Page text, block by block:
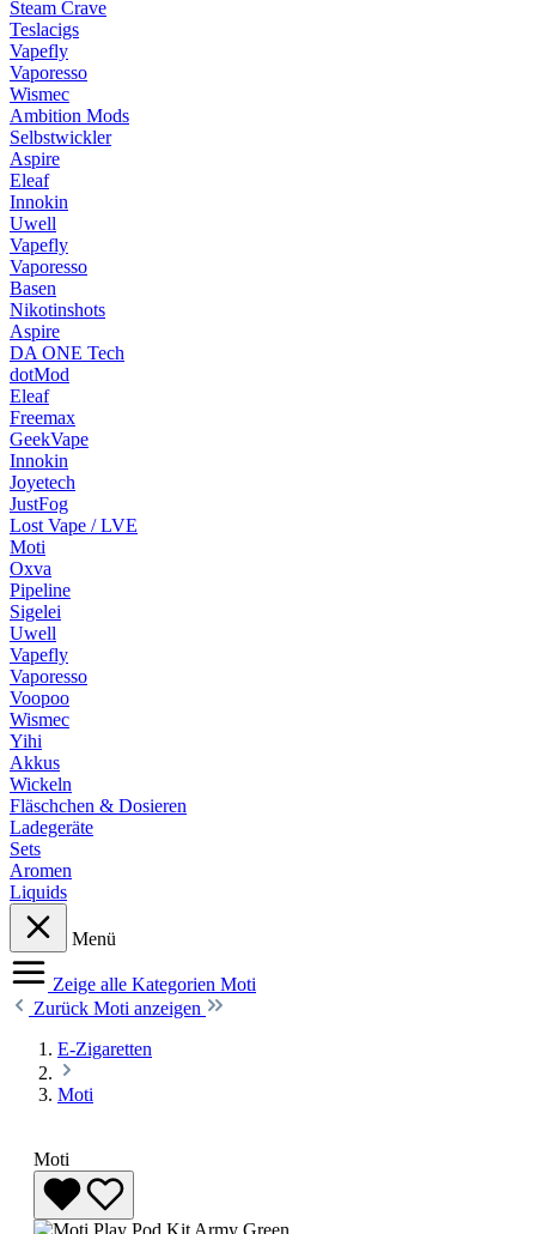
Steam Crave
Teslacigs
Vapefly
Vaporesso
Wismec
Ambition Mods
Selbstwickler
Aspire
Eleaf
Innokin
Uwell
Vapefly
Vaporesso
Basen
Nikotinshots
Aspire
DA ONE Tech
dotMod
Eleaf
Freemax
GeekVape
Innokin
Joyetech
JustFog
Lost Vape / LVE
Moti
Oxva
Pipeline
Sigelei
Uwell
Vapefly
Vaporesso
Voopoo
Wismec
Yihi
Akkus
Wickeln
Fläschchen & Dosieren
Ladegeräte
Sets
Aromen
Liquids
Menü
Zeige alle Kategorien Moti
Zurück Moti anzeigen
E-Zigaretten
Moti
Moti